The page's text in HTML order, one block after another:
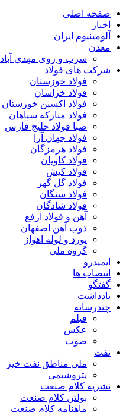
صفحه اصلی
اخبار
آلومینیوم ایران
معدن
سرب و روی مهدی آباد
شرکت های فولاد
فولاد خوزستان
فولاد خراسان
فولاد اکسین خوزستان
فولاد مبارکه سپاهان
صبا فولاد خلیج فارس
فولاد جهان آرا
فولاد هرمزگان
فولاد کاویان
فولاد کیش
فولاد گل گهر
فولاد سنگان
فولاد شادگان
آهن و فولاد ارفع
ذوب آهن اصفهان
نورد و لوله اهواز
گروه ملی
ایمیدرو
انتصاب ها
گفتگو
یادداشت
چندرسانه
فیلم
عکس
صوت
نفت
ملی مناطق نفت خیز
پتروشیمی
نشریه کلام صنعت
بولتن کلام صنعت
ماهنامه کلام صنعت